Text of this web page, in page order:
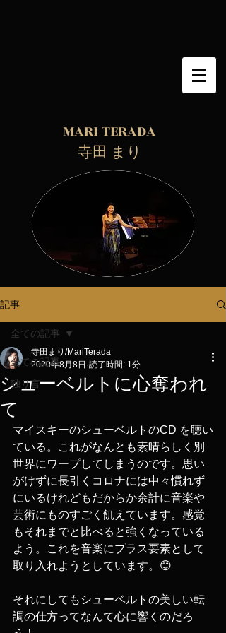
MARI TERADA
​ 寺田 まり
記事
全ての記事
独り言
全ての記事
シューベルトに心奪われ
て
寺田まり/MariTerada
2020年8月8日 読了時間: 1分
マイスキーのシューベルトのCD を聴い
ている。これがなんとも素晴らしく別
世界にワープしてしまうのです。思い
がけずに長引くコロナには中々慣れず
にいるけれどもだからか余計に音楽や
芸術にものすごく飢えています。感覚
もそれまでと比べると強くなっている
よう。これを音楽にプラス要素として
取り入れようとしています。😊
それにしてもシューベルトの美しい転
調の仕方ってなんて心に響くのだろ